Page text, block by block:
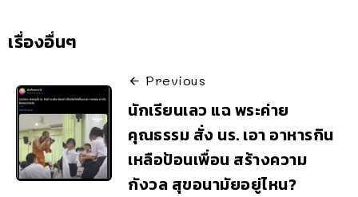
เรื่องอื่นๆ
Previous
นักเรียนเลว แฉ พระค่าย
คุณธรรม สั่ง นร. เอา อาหารกิน
เหลือป้อนเพื่อน สร้างความ
กังวล สุขอนามัยอยู่ไหน?